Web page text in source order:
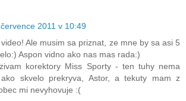
2011 v 10:49
Ale musim sa priznat, ze mne by sa asi 5
Aspon vidno ako nas mas rada:)
korektory Miss Sporty - ten tuhy nema
ako skvelo prekryva, Astor, a tekuty mam z
mi nevyhovuje :(